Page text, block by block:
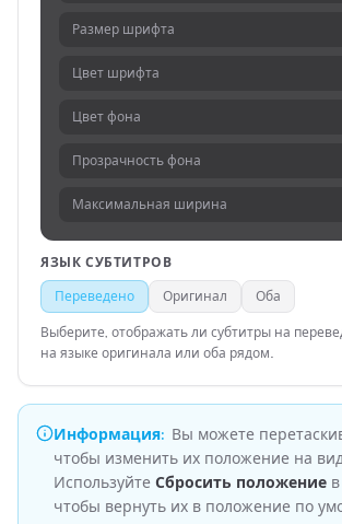
Размер шрифта
Цвет шрифта
Цвет фона
Прозрачность фона
Максимальная ширина
ЯЗЫК СУБТИТРОВ
Переведено Оригинал Оба
Выберите, отображать ли субтитры на
на языке оригинала или оба рядом.
Информация: Вы можете
чтобы изменить их положение на
Используйте Сбросить положение
чтобы вернуть их в положение по